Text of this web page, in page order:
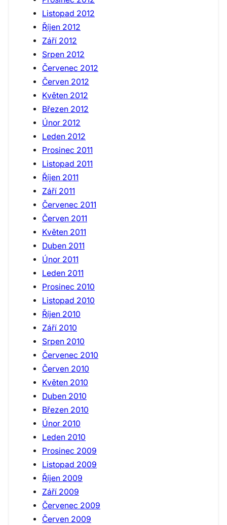
Listopad 2012
Říjen 2012
Září 2012
Srpen 2012
Červenec 2012
Červen 2012
Květen 2012
Březen 2012
Únor 2012
Leden 2012
Prosinec 2011
Listopad 2011
Říjen 2011
Září 2011
Červenec 2011
Červen 2011
Květen 2011
Duben 2011
Únor 2011
Leden 2011
Prosinec 2010
Listopad 2010
Říjen 2010
Září 2010
Srpen 2010
Červenec 2010
Červen 2010
Květen 2010
Duben 2010
Březen 2010
Únor 2010
Leden 2010
Prosinec 2009
Listopad 2009
Říjen 2009
Září 2009
Červenec 2009
Červen 2009